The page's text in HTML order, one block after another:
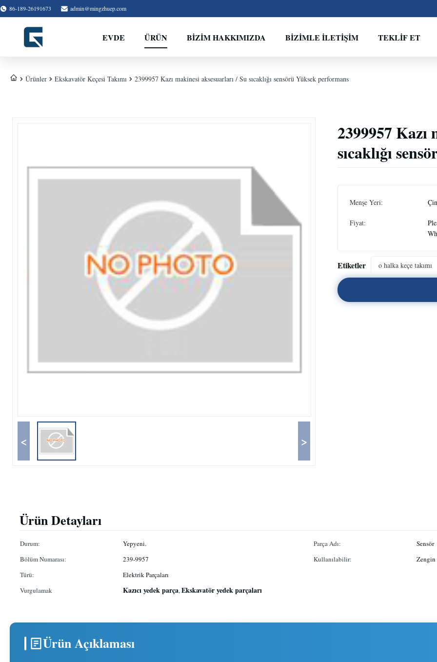
86-189-26191673 admin@mingzhuep.com
EVDE ÜRÜN BIZIM HAKKIMIZDA BIZIMLE İLETIŞIM TEKLIF ET
Ürünler Ekskavatör Keçesi Takımı 2399957 Kazı makinesi aksesuarları / Su sıcaklığı sensörü Yüksek performans
< >
2399957 Kazı
sıcaklığı
Menşe Yeri: Çin
Fiyat:
Etiketler o halka keçe takımı
Ürün Detayları
Durum: Yepyeni. Parça Adı:
Sensör
Bölüm Numarası:
239-9957 Kullanılabilir:
Zengin
Türü:
Elektrik Parçaları
Vurgulamak
Kazıcı yedek parça,Ekskavatör yedek parçaları
Ürün Açıklaması